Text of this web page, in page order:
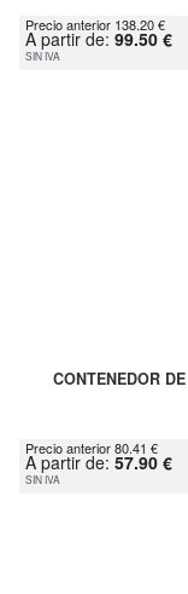
Precio anterior 138.20 €
A partir de: 99.50 €
SIN IVA
CONTENEDOR
Precio anterior 80.41 €
A partir de: 57.90 €
SIN IVA